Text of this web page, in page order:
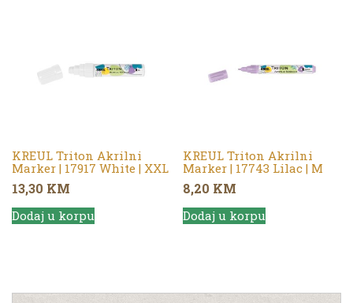
KREUL Triton Akrilni
Marker | 17917 White | XXL
13,30 KM
Dodaj u korpu
KREUL Triton Akrilni
Marker | 17743 Lilac | M
8,20 KM
Dodaj u korpu